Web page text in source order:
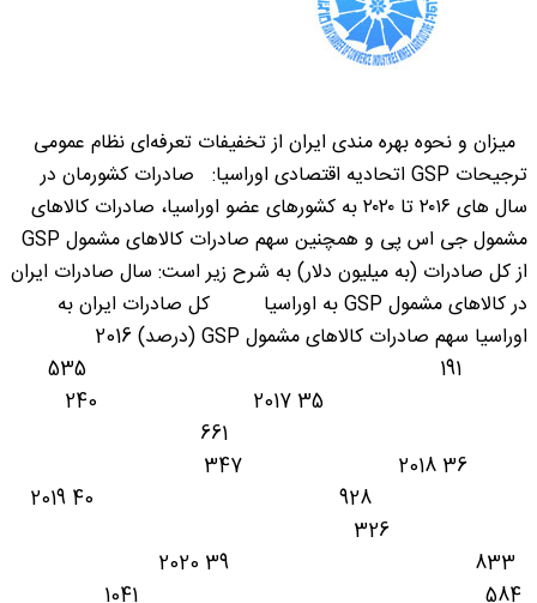
میزان و نحوه بهره مندی ایران از تخفیفات تعرفه‌ای نظام عمومی
ترجیحات GSP اتحادیه اقتصادی اوراسیا: صادرات کشورمان در
سال های ۲۰۱۶ تا ۲۰۲۰ به کشورهای عضو اوراسیا، صادرات کالاهای
مشمول جی اس پی و همچنین سهم صادرات کالاهای مشمول GSP
از کل صادرات (به میلیون دلار) به شرح زیر است: سال صادرات ایران
در کالاهای مشمول GSP به اوراسیا کل صادرات ایران به